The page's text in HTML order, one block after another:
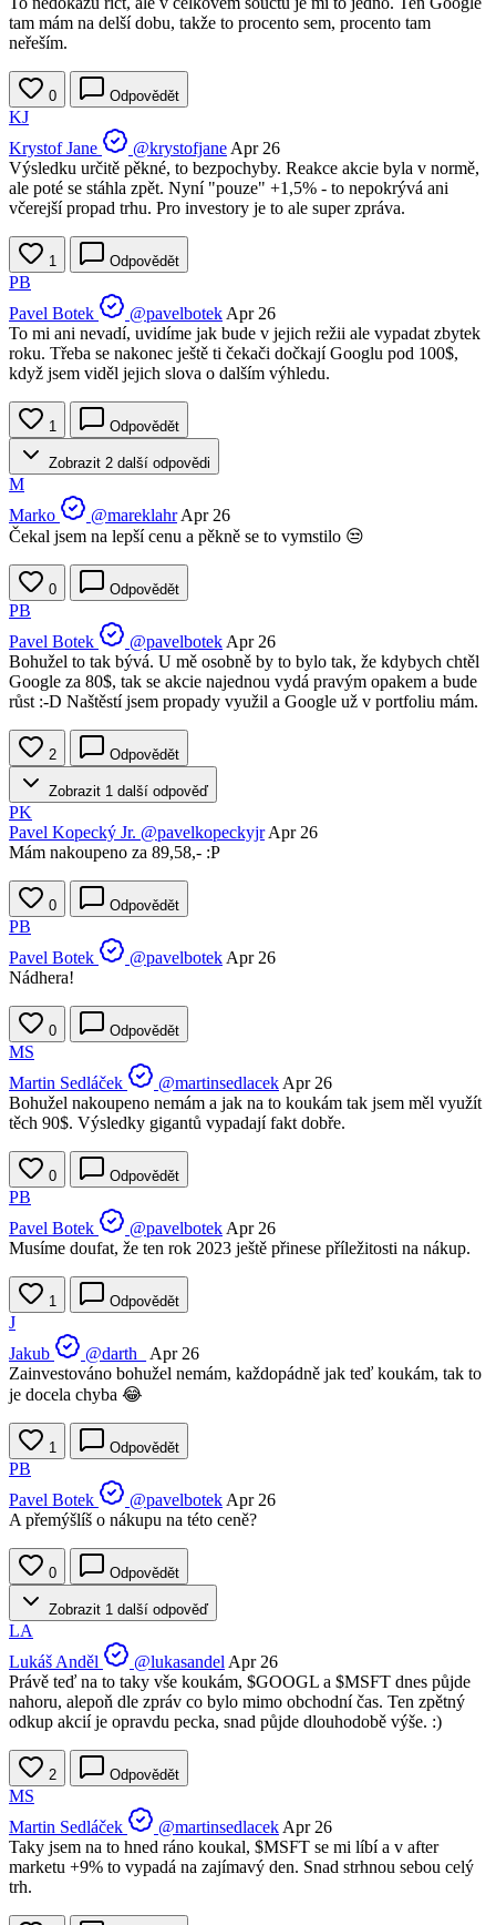
tam mám na delší dobu, takže to procento sem, procento tam
neřeším.
0 Odpovědět
KJ
Krystof Jane
@krystofjane Apr 26
Výsledku určitě pěkné, to bezpochyby. Reakce akcie byla v normě,
ale poté se stáhla zpět. Nyní "pouze" +1,5% - to nepokrývá ani
včerejší propad trhu. Pro investory je to ale super zpráva.
1 Odpovědět
PB
Pavel Botek
@pavelbotek Apr 26
To mi ani nevadí, uvidíme jak bude v jejich režii ale vypadat zbytek
roku. Třeba se nakonec ještě ti čekači dočkají Googlu pod 100$,
když jsem viděl jejich slova o dalším výhledu.
1 Odpovědět
Zobrazit 2 další odpovědi
M
Marko
@mareklahr Apr 26
Čekal jsem na lepší cenu a pěkně se to vymstilo 😒
0 Odpovědět
PB
Pavel Botek
@pavelbotek Apr 26
Bohužel to tak bývá. U mě osobně by to bylo tak, že kdybych chtěl
Google za 80$, tak se akcie najednou vydá pravým opakem a bude
růst :-D Naštěstí jsem propady využil a Google už v portfoliu mám.
2 Odpovědět
Zobrazit 1 další odpověď
PK
Pavel Kopecký Jr. @pavelkopeckyjr Apr 26
Mám nakoupeno za 89,58,- :P
0 Odpovědět
PB
Pavel Botek
@pavelbotek Apr 26
Nádhera!
0 Odpovědět
MS
Martin Sedláček
@martinsedlacek Apr 26
Bohužel nakoupeno nemám a jak na to koukám tak jsem měl využít
těch 90$. Výsledky gigantů vypadají fakt dobře.
0 Odpovědět
PB
Pavel Botek
@pavelbotek Apr 26
Musíme doufat, že ten rok 2023 ještě přinese příležitosti na nákup.
1 Odpovědět
J
Jakub
@darth_
Apr 26
Zainvestováno bohužel nemám, každopádně jak teď koukám, tak to
je docela chyba 😂
1 Odpovědět
PB
Pavel Botek
@pavelbotek Apr 26
A přemýšlíš o nákupu na této ceně?
0 Odpovědět
Zobrazit 1 další odpověď
LA
Lukáš Anděl
@lukasandel Apr 26
Právě teď na to taky vše koukám, $GOOGL a $MSFT dnes půjde
nahoru, alepoň dle zpráv co bylo mimo obchodní čas. Ten zpětný
odkup akcií je opravdu pecka, snad půjde dlouhodobě výše. :)
2 Odpovědět
MS
Martin Sedláček
@martinsedlacek Apr 26
Taky jsem na to hned ráno koukal, $MSFT se mi líbí a v after
marketu +9% to vypadá na zajímavý den. Snad strhnou sebou celý
trh.